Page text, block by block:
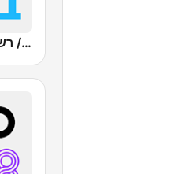
Kan Bet (כאן ב' / רשת ב')